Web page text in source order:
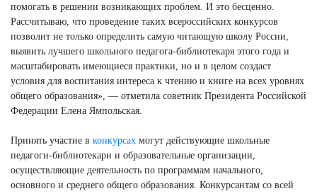
помогать в решении возникающих проблем. И это бесценно.
Рассчитываю, что проведение таких всероссийских конкурсов
позволит не только определить самую читающую школу России,
выявить лучшего школьного педагога-библиотекаря этого года и
масштабировать имеющиеся практики, но и в целом создаст
условия для воспитания интереса к чтению и книге на всех уровнях
общего образования», — отметила советник Президента Российской
Федерации Елена Ямпольская.
Принять участие в конкурсах могут действующие школьные
педагоги-библиотекари и образовательные организации,
осуществляющие деятельность по программам начального,
основного и среднего общего образования. Конкурсантам со всей